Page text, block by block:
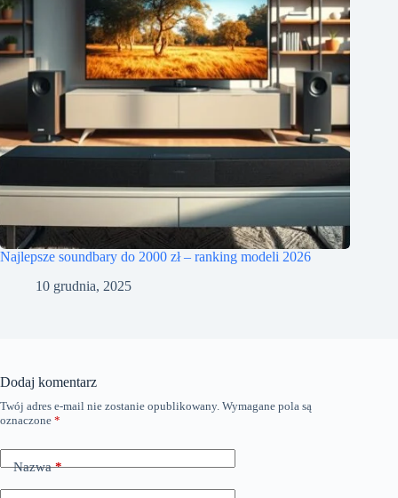
Najlepsze soundbary do 2000 zł – ranking modeli 2026
10 grudnia, 2025
Dodaj komentarz
Twój adres e-mail nie zostanie opublikowany. Wymagane pola są
oznaczone *
Nazwa*